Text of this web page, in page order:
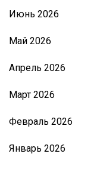
Июнь 2026
Май 2026
Апрель 2026
Март 2026
Февраль 2026
Январь 2026